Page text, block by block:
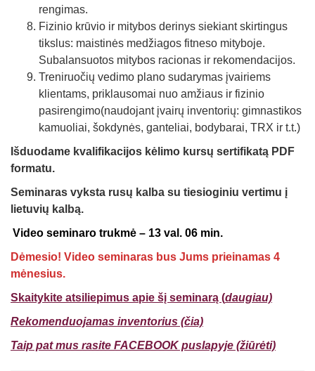
rengimas.
Fizinio krūvio ir mitybos derinys siekiant skirtingus
tikslus: maistinės medžiagos fitneso mityboje.
Subalansuotos mitybos racionas ir rekomendacijos.
Treniruočių vedimo plano sudarymas įvairiems
klientams, priklausomai nuo amžiaus ir fizinio
pasirengimo(naudojant įvairų inventorių: gimnastikos
kamuoliai, šokdynės, ganteliai, bodybarai, TRX ir t.t.)
Išduodame kvalifikacijos kėlimo kursų sertifikatą PDF
formatu.
Seminaras vyksta rusų kalba su tiesioginiu vertimu į
lietuvių kalbą.
Video seminaro trukmė – 13 val. 06 min.
Dėmesio! Video seminaras bus Jums prieinamas 4
mėnesius.
Skaitykite atsiliepimus apie šį seminarą (daugiau)
Rekomenduojamas inventorius (čia)
Taip pat mus rasite FACEBOOK puslapyje (žiūrėti)